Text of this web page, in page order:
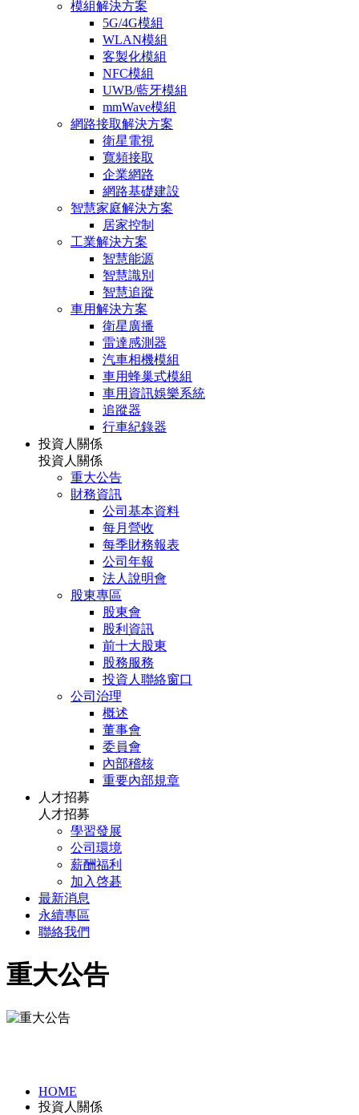
模組解決方案
5G/4G模組
WLAN模組
客製化模組
NFC模組
UWB/藍牙模組
mmWave模組
網路接取解決方案
衛星電視
寬頻接取
企業網路
網路基礎建設
智慧家庭解決方案
居家控制
工業解決方案
智慧能源
智慧識別
智慧追蹤
車用解決方案
衛星廣播
雷達感測器
汽車相機模組
車用蜂巢式模組
車用資訊娛樂系統
追蹤器
行車紀錄器
投資人關係
投資人關係
重大公告
財務資訊
公司基本資料
每月營收
每季財務報表
公司年報
法人說明會
股東專區
股東會
股利資訊
前十大股東
股務服務
投資人聯絡窗口
公司治理
概述
董事會
委員會
內部稽核
重要內部規章
人才招募
人才招募
學習發展
公司環境
薪酬福利
加入啓碁
最新消息
永續專區
聯絡我們
重大公告
HOME
投資人關係